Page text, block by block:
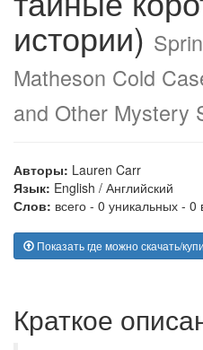
истории)
Matheson Cold
and Other Mystery
Авторы: Lauren Carr
Язык: English / Английский
Слов: всего - 0 уникальных - 0
Показать где можно скачать/
Краткое